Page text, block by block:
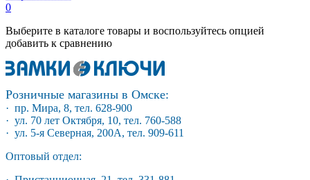
0
Выберите в каталоге товары и воспользуйтесь опцией
добавить к сравнению
Розничные магазины в Омске:
· пр. Мира, 8, тел. 628-900
· ул. 70 лет Октября, 10, тел. 760-588
· ул. 5-я Северная, 200А, тел. 909-611
Оптовый отдел: